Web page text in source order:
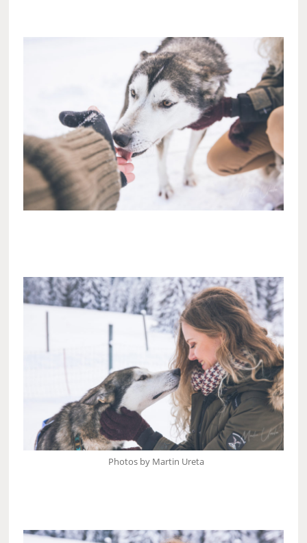
Photos by Martin Ureta